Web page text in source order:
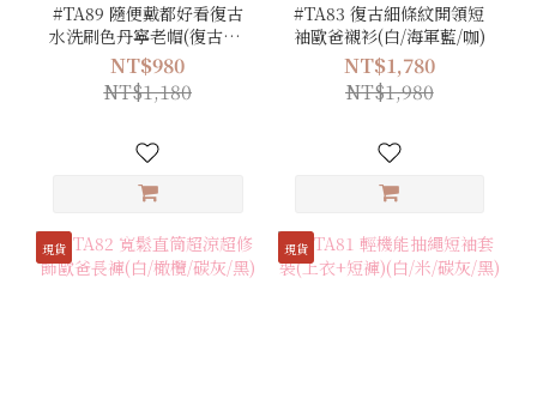
#TA89 隨便戴都好看復古
水洗刷色丹寧老帽(復古灰/
復古藍)
NT$980
NT$1,180
#TA83 復古細條紋開領短
袖歐爸襯衫(白/海軍藍/咖)
NT$1,780
NT$1,980
現貨 現貨